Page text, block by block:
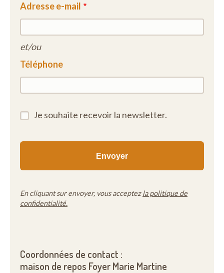
Adresse e-mail
et/ou
Téléphone
Je souhaite recevoir la newsletter.
En cliquant sur envoyer, vous acceptezla politique de
confidentialité.
Coordonnées de contact :
maison de repos Foyer Marie Martine